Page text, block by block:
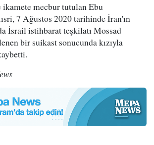
mecbur tutulan Ebu
7 Ağustos 2020 tarihinde İran'ın
İsrail istihbarat teşkilatı Mossad
bir suikast sonucunda kızıyla